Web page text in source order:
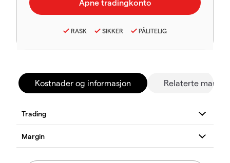
RASK SIKKER PÅLITELIG
Kostnader og informasjon Relaterte